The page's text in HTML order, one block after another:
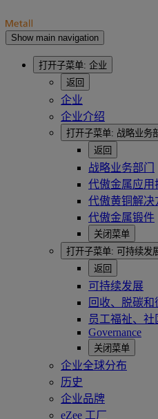
Show main navigation
打开子菜单: 企业
返回
企业
企业介绍
打开子菜单: 战略业务
返回
战略业务部门
代傲金属应用
代傲黄铜解决
代傲金属锻件
关闭菜单
打开子菜单: 可持续发
返回
可持续发展
回收、脱碳
员工福祉、
Governance
关闭菜单
企业全球分布
历史
企业品牌
eZee 工厂